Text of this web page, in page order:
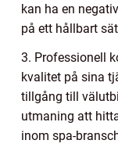
kan ha en
på ett hållbart
3. Professionell
kvalitet på sina
tillgång till
utmaning att
inom spa-